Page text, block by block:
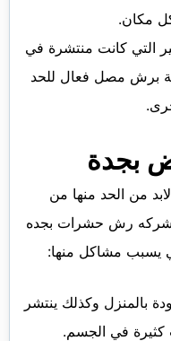
مكان.
التي كانت منتشرة في
برش مصل فعال للحد
بجدة
من الحد منها من
شركه رش حشرات بجده
يسبب مشاكل منها:
بالمنزل وكذلك ينتشر
في الجسم.